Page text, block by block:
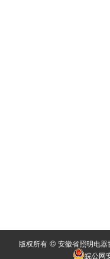
版权所有 © 安徽省照明电器
皖公网